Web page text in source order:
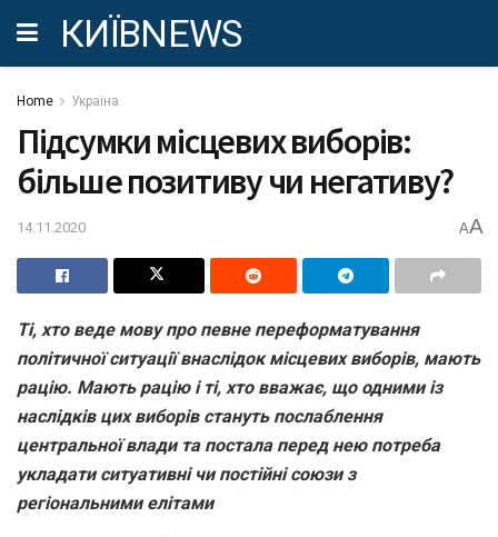
КИЇВNEWS
Home Україна
Підсумки місцевих виборів:
більше позитиву чи негативу?
14.11.2020 AA
Ті, хто веде мову про певне переформатування
політичної ситуації внаслідок місцевих виборів, мають
рацію. Мають рацію і ті, хто вважає, що одними із
наслідків цих виборів стануть послаблення
центральної влади та постала перед нею потреба
укладати ситуативні чи постійні союзи з
регіональними елітами